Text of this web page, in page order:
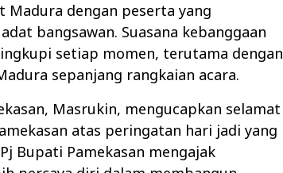
Madura dengan peserta yang
bangsawan. Suasana kebanggaan
setiap momen, terutama dengan
sepanjang rangkaian acara.
Masrukin, mengucapkan selamat
atas peringatan hari jadi yang
Pj Bupati Pamekasan mengajak